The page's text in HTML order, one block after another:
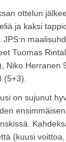
ottelun
ja kaksi
JPS:n
Tuomas
Niko Herranen
(5+3).
on sujunut
(kuusi